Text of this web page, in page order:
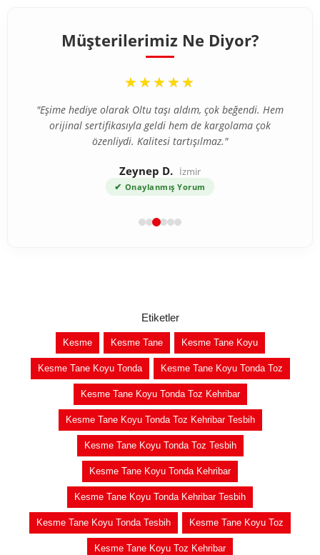
Müşterilerimiz Ne Diyor?
“
★★★★★
"Eşime hediye olarak Oltu taşı aldım, çok beğendi. Hem
orijinal sertifikasıyla geldi hem de kargolama çok
özenliydi. Kalitesi tartışılmaz."
Zeynep D. İzmir
✔ Onaylanmış Yorum
Etiketler
Kesme Kesme Tane Kesme Tane Koyu
Kesme Tane Koyu Tonda Kesme Tane Koyu Tonda Toz
Kesme Tane Koyu Tonda Toz Kehribar
Kesme Tane Koyu Tonda Toz Kehribar Tesbih
Kesme Tane Koyu Tonda Toz Tesbih
Kesme Tane Koyu Tonda Kehribar
Kesme Tane Koyu Tonda Kehribar Tesbih
Kesme Tane Koyu Tonda Tesbih Kesme Tane Koyu Toz
Kesme Tane Koyu Toz Kehribar